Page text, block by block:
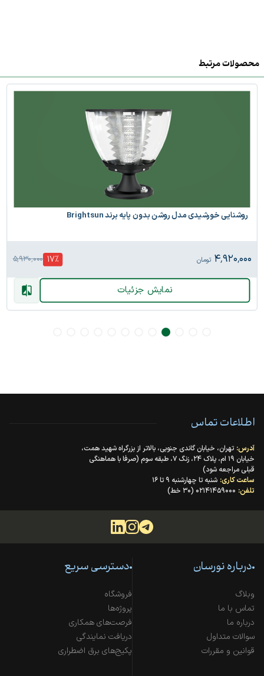
محصولات مرتبط
روشنایی خورشیدی مدل روشن بدون پایه برند Brightsun
۴٬۹۲۰٬۰۰۰ تومان 17% ۵٬۹۳۰٬۰۰۰
نمایش جزئیات
اطلاعات تماس
آدرس: تهران، خیابان گاندی جنوبی، بالاتر از بزرگراه شهید همت،
خیابان ۱۹ ام، پلاک ۲۴، زنگ ۷، طبقه سوم (صرفا با هماهنگی
قبلی مراجعه شود)
ساعت کاری: شنبه تا چهارشنبه ۹ تا ۱۶
تلفن: ۰۲۱۴۱۴۵۹۰۰۰ (۳۰ خط)
درباره نورسان
وبلاگ
تماس با ما
درباره ما
سوالات متداول
قوانین و مقررات
دسترسی سریع
فروشگاه
پروژه‌ها
فرصت‌های همکاری
دریافت نمایندگی
پکیج‌های برق اضطراری